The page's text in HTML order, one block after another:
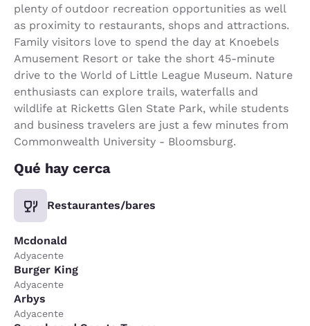
plenty of outdoor recreation opportunities as well
as proximity to restaurants, shops and attractions.
Family visitors love to spend the day at Knoebels
Amusement Resort or take the short 45-minute
drive to the World of Little League Museum. Nature
enthusiasts can explore trails, waterfalls and
wildlife at Ricketts Glen State Park, while students
and business travelers are just a few minutes from
Commonwealth University - Bloomsburg.
Qué hay cerca
Restaurantes/bares
Mcdonald
Adyacente
Burger King
Adyacente
Arbys
Adyacente